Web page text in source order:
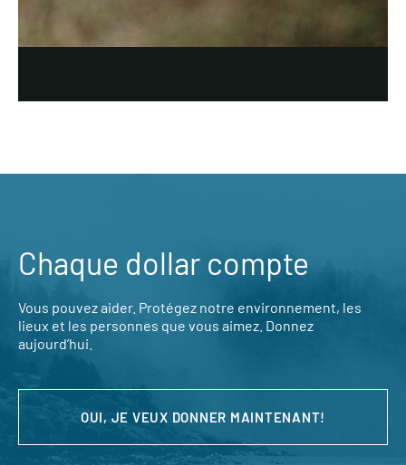
Chaque dollar compte
Vous pouvez aider. Protégez notre environnement, les
lieux et les personnes que vous aimez. Donnez
aujourd’hui.
OUI, JE VEUX DONNER MAINTENANT!